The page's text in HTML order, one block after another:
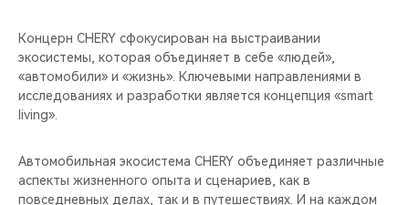
Концерн CHERY сфокусирован на выстраивании
экосистемы, которая объединяет в себе «людей»,
«автомобили» и «жизнь». Ключевыми направлениями в
исследованиях и разработки является концепция «smart
living».
Автомобильная экосистема CHERY объединяет различные
аспекты жизненного опыта и сценариев, как в
повседневных делах, так и в путешествиях. И на каждом